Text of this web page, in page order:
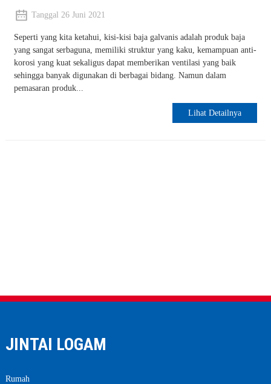
Tanggal 26 Juni 2021
Seperti yang kita ketahui, kisi-kisi baja galvanis adalah produk baja
yang sangat serbaguna, memiliki struktur yang kaku, kemampuan anti-
korosi yang kuat sekaligus dapat memberikan ventilasi yang baik
sehingga banyak digunakan di berbagai bidang. Namun dalam
pemasaran produk...
Lihat Detailnya
JINTAI LOGAM
Rumah